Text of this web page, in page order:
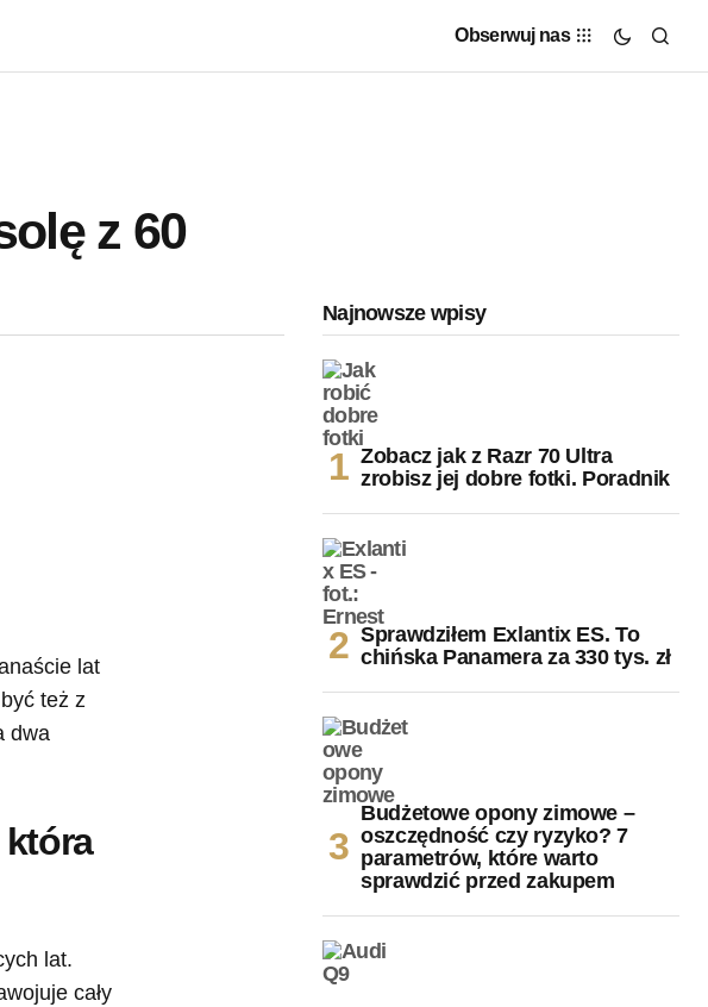
Obserwuj nas
z 60
lat
też z
dwa
która
lat.
cały
Najnowsze wpisy
Zobacz jak z Razr 70 Ultra
zrobisz jej dobre fotki. Poradnik
Sprawdziłem Exlantix ES. To
chińska Panamera za 330 tys. zł
Budżetowe opony zimowe –
oszczędność czy ryzyko? 7
parametrów, które warto
sprawdzić przed zakupem